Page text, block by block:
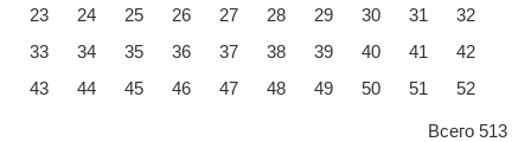
23
24 25 26 27 28 29 30 31
32
33
34 35 36 37 38 39 40 41
42
43
44 45 46 47 48 49 50 51 52
Всего 513